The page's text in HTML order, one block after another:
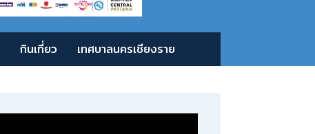
กินเที่ยว เทศบาลนครเชียงราย